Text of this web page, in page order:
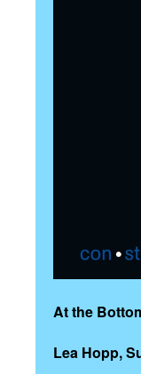
At the
Lea Hopp,